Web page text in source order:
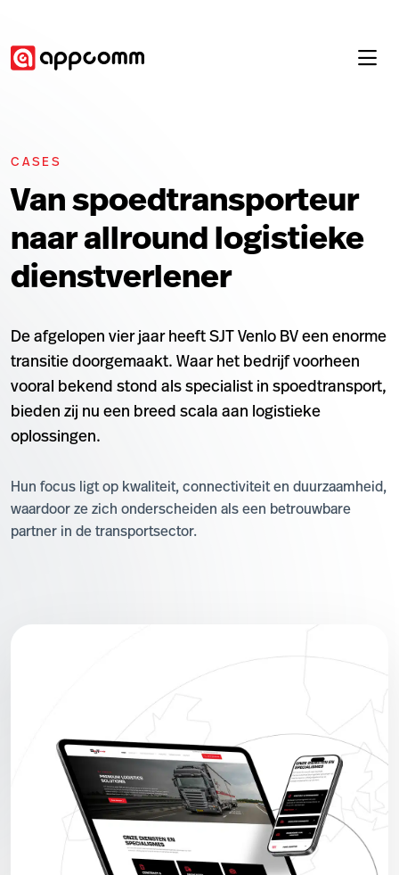
CASES
Van spoedtransporteur
naar allround logistieke
dienstverlener
De afgelopen vier jaar heeft SJT Venlo BV een enorme
transitie doorgemaakt. Waar het bedrijf voorheen
vooral bekend stond als specialist in spoedtransport,
bieden zij nu een breed scala aan logistieke
oplossingen.
Hun focus ligt op kwaliteit, connectiviteit en duurzaamheid,
waardoor ze zich onderscheiden als een betrouwbare
partner in de transportsector.